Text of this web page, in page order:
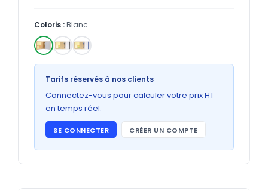
Bons de commande
GRAND FORMAT
Abribus
Plans
Bâche
Coloris :Blanc
Tarifs réservés à nos clients
Connectez-vous pour calculer votre prix HT
en temps réel.
SE CONNECTER CRÉER UN COMPTE